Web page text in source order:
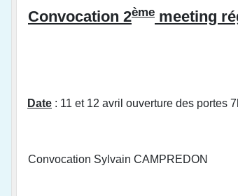
Convocation 2ème meeting
Date : 11 et 12 avril ouverture des
Convocation Sylvain CAMPREDON